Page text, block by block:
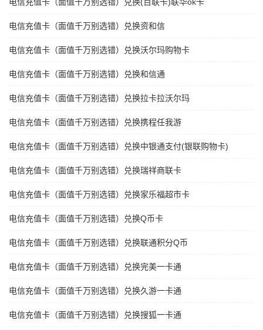
电信充值卡（面值千万别选错）兑换资和信
电信充值卡（面值千万别选错）兑换沃尔玛购物卡
电信充值卡（面值千万别选错）兑换和信通
电信充值卡（面值千万别选错）兑换拉卡拉沃尔玛
电信充值卡（面值千万别选错）兑换携程任我游
电信充值卡（面值千万别选错）兑换中银通支付(银联购物卡)
电信充值卡（面值千万别选错）兑换瑞祥商联卡
电信充值卡（面值千万别选错）兑换家乐福超市卡
电信充值卡（面值千万别选错）兑换Q币卡
电信充值卡（面值千万别选错）兑换联通积分Q币
电信充值卡（面值千万别选错）兑换完美一卡通
电信充值卡（面值千万别选错）兑换久游一卡通
电信充值卡（面值千万别选错）兑换搜狐一卡通